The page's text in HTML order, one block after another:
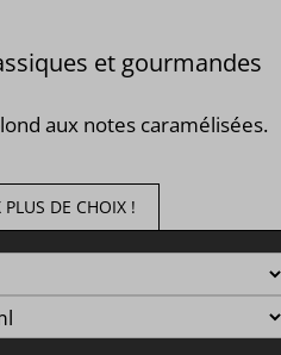
et gourmandes
aux notes caramélisées.
PLUS DE CHOIX !